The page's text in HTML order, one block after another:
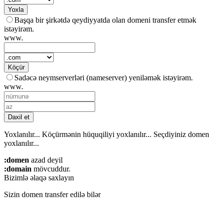
Yoxla
Başqa bir şirkətdə qeydiyyatda olan domeni transfer etmək
istəyirəm.
www.
Köçür
Sadəcə neymserverləri (nameserver) yeniləmək istəyirəm.
www.
Daxil et
Yoxlanılır... Köçürmənin hüquqiliyi yoxlanılır... Seçdiyiniz domen
yoxlanılır...
:domen azad deyil
:domain mövcuddur.
Bizimlə əlaqə saxlayın
Sizin domen transfer edilə bilər